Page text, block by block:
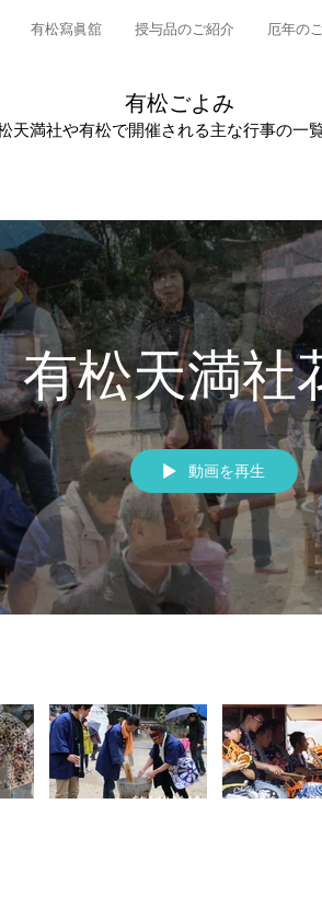
有松寫眞舘 授与品のご紹介 厄年の
​有松ごよみ
天満社や有松で開催される主な行事の一覧
有松天満社
動画を再生